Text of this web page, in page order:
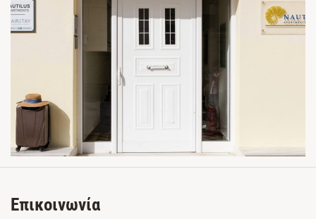
Επικοινωνία